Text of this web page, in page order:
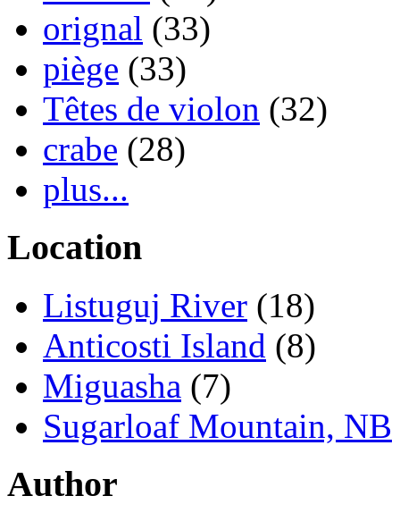
orignal (33)
piège (33)
Têtes de violon (32)
crabe (28)
plus...
Location
Listuguj River (18)
Anticosti Island (8)
Miguasha (7)
Sugarloaf Mountain, NB
Author